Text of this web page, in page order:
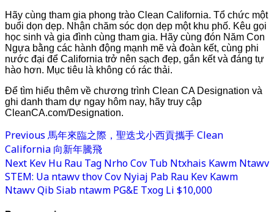
Hãy cùng tham gia phong trào Clean California. Tổ chức một
buổi dọn dẹp. Nhận chăm sóc dọn dẹp một khu phố. Kêu gọi
học sinh và gia đình cùng tham gia. Hãy cùng đón Năm Con
Ngựa bằng các hành động mạnh mẽ và đoàn kết, cùng phi
nước đại để California trở nên sạch đẹp, gắn kết và đáng tự
hào hơn. Mục tiêu là không có rác thải.
Để tìm hiểu thêm về chương trình Clean CA Designation và
ghi danh tham dự ngay hôm nay, hãy truy cập
CleanCA.com/Designation.
Previous 馬年來臨之際，聖迭戈小西貢攜手 Clean
California 向新年騰飛
Next Kev Hu Rau Tag Nrho Cov Tub Ntxhais Kawm Ntawv
STEM: Ua ntawv thov Cov Nyiaj Pab Rau Kev Kawm
Ntawv Qib Siab ntawm PG&E Txog Li $10,000